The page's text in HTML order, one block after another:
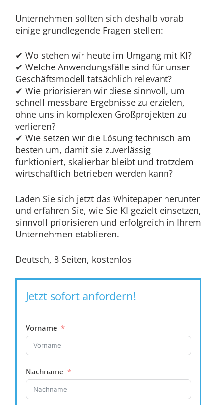
Unternehmen sollten sich deshalb vorab
einige grundlegende Fragen stellen:
✔ Wo stehen wir heute im Umgang mit KI?
✔ Welche Anwendungsfälle sind für unser
Geschäftsmodell tatsächlich relevant?
✔ Wie priorisieren wir diese sinnvoll, um
schnell messbare Ergebnisse zu erzielen,
ohne uns in komplexen Großprojekten zu
verlieren?
✔ Wie setzen wir die Lösung technisch am
besten um, damit sie zuverlässig
funktioniert, skalierbar bleibt und trotzdem
wirtschaftlich betrieben werden kann?
Laden Sie sich jetzt das Whitepaper herunter
und erfahren Sie, wie Sie KI gezielt einsetzen,
sinnvoll priorisieren und erfolgreich in Ihrem
Unternehmen etablieren.
Deutsch, 8 Seiten, kostenlos
Jetzt sofort anfordern!
Vorname
Nachname